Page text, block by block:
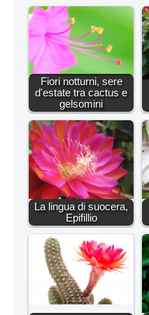
Fiori notturni, sere
d'estate tra cactus e
gelsomini
La lingua di suocera,
Epifillio